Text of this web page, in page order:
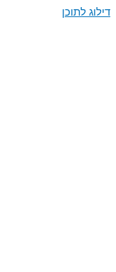
דילוג לתוכן